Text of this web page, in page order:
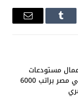
Tumblr
البريد
مستودعات
للعمل في مصر براتب 6000